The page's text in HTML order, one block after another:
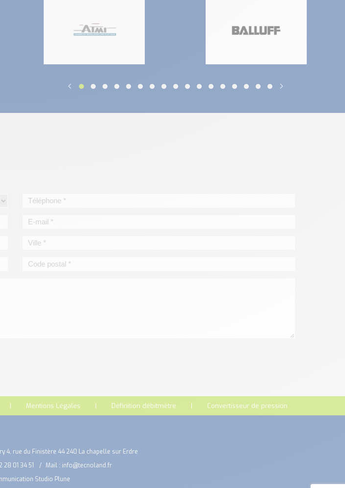
Mentions Légales Définition débitmètre Convertisseur de pression
4, rue du Finistère 44 240 La chapelle sur Erdre
28 01 34 51 Mail : info@tecnoland.fr
Studio Plune